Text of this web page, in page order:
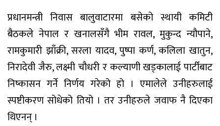
प्रधानमन्त्री निवास बालुवाटारमा बसेको स्थायी कमिटी
बैठकले नेपाल र खनालसँगै भीम रावल, मुकुन्द न्यौपाने,
रामकुमारी झाँक्री, सरला यादव, पुष्पा कर्ण, कलिला खातुन,
निरादेवी जैरु, लक्ष्मी चौधरी र कल्याणी खड्कालाई पार्टीबाट
निष्कासन गर्ने निर्णय गरेको हो । एमालेले उनीहरुलाई
स्पष्टीकरण सोधेको तियो । तर उनीहरुले जवाफ नै दिएका
थिएनन् ।